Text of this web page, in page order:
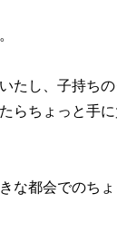
たし、子持ち
らちょっと手
な都会でのち